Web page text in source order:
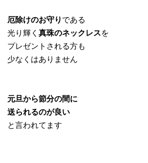
厄除けのお守りである
光り輝く 真珠のネックレスを
プレゼントされる方も
少なくはありません
元旦から節分の間に
送られるのが良い
と言われてます